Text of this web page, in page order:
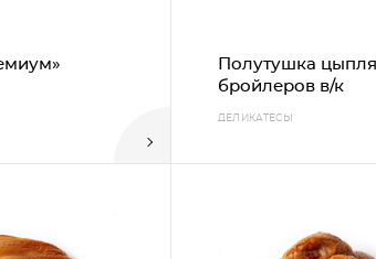
Полутушка
бройлеров в/к
ДЕЛИКАТЕСЫ